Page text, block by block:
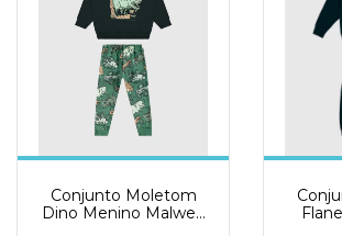
Conjunto Moletom
Dino Menino Malwee